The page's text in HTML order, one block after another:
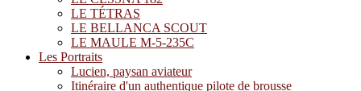
LE TÉTRAS
LE BELLANCA SCOUT
LE MAULE M-5-235C
Les Portraits
Lucien, paysan aviateur
Itinéraire d'un authentique pilote de brousse